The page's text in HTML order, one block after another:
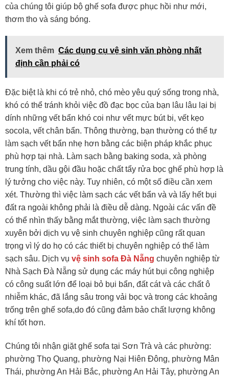
của chúng tôi giúp bộ ghế sofa được phục hồi như mới,
thơm tho và sáng bóng.
Xem thêm Các dụng cụ vệ sinh văn phòng nhất
định cần phải có
Đặc biệt là khi có trẻ nhỏ, chó mèo yêu quý sống trong nhà,
khó có thể tránh khỏi việc đồ đạc bọc của bạn lâu lâu lại bị
dính những vết bẩn khó coi như vết mực bút bi, vết kẹo
socola, vết chân bẩn. Thông thường, bạn thường có thể tự
làm sạch vết bẩn nhẹ hơn bằng các biện pháp khắc phục
phù hợp tại nhà. Làm sạch bằng baking soda, xà phòng
trung tính, dầu gội đầu hoặc chất tẩy rửa bọc ghế phù hợp là
lý tưởng cho việc này. Tuy nhiên, có một số điều cần xem
xét. Thường thì việc làm sạch các vết bẩn và và lấy hết bụi
đất ra ngoài không phải là điều dễ dàng. Ngoài các vấn đề
có thể nhìn thấy bằng mắt thường, việc làm sạch thường
xuyên bởi dịch vụ vệ sinh chuyên nghiệp cũng rất quan
trọng vì lý do họ có các thiết bị chuyên nghiệp có thể làm
sạch sâu. Dịch vụ vệ sinh sofa Đà Nẵng chuyên nghiệp từ
Nhà Sạch Đà Nẵng sử dụng các máy hút bụi công nghiệp
có công suất lớn để loại bỏ bụi bẩn, đất cát và các chất ô
nhiễm khác, đã lắng sâu trong vải bọc và trong các khoảng
trống trên ghế sofa,do đó cũng đảm bảo chất lượng không
khí tốt hơn.
Chúng tôi nhận giặt ghế sofa tại Sơn Trà và các phường:
phường Thọ Quang, phường Nại Hiên Đông, phường Mân
Thái, phường An Hải Bắc, phường An Hải Tây, phường An